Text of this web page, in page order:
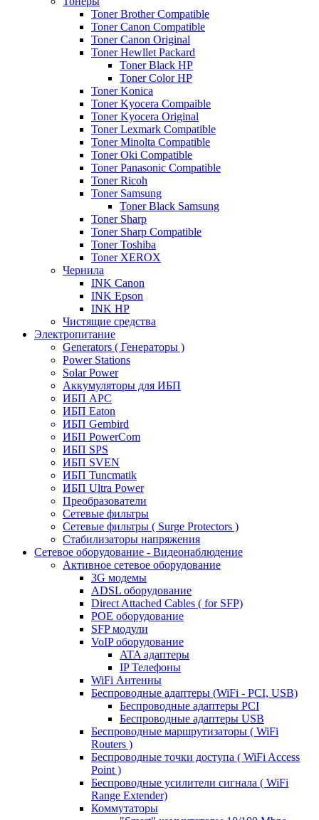
Toner Brother Compatible
Toner Canon Compatible
Toner Canon Original
Toner Hewllet Packard
Toner Black HP
Toner Color HP
Toner Konica
Toner Kyocera Compaible
Toner Kyocera Original
Toner Lexmark Compatible
Toner Minolta Compatible
Toner Oki Compatible
Toner Panasonic Compatible
Toner Ricoh
Toner Samsung
Toner Black Samsung
Toner Sharp
Toner Sharp Compatible
Toner Toshiba
Toner XEROX
Чернила
INK Canon
INK Epson
INK HP
Чистящие средства
Электропитание
Generators ( Генераторы )
Power Stations
Solar Power
Аккумуляторы для ИБП
ИБП APC
ИБП Eaton
ИБП Gembird
ИБП PowerCom
ИБП SPS
ИБП SVEN
ИБП Tuncmatik
ИБП Ultra Power
Преобразователи
Сетевые фильтры
Сетевые фильтры ( Surge Protectors )
Стабилизаторы напряжения
Сетевое оборудование - Видеонаблюдение
Активное сетевое оборудование
3G модемы
ADSL оборудование
Direct Attached Cables ( for SFP)
POE оборудование
SFP модули
VoIP оборудование
ATA адаптеры
IP Телефоны
WiFi Антенны
Беспроводные адаптеры (WiFi - PCI, USB)
Беспроводные адаптеры PCI
Беспроводные адаптеры USB
Беспроводные маршрутизаторы ( WiFi
Routers )
Беспроводные точки доступа ( WiFi Access
Point )
Беспроводные усилители сигнала ( WiFi
Range Extender)
Коммутаторы